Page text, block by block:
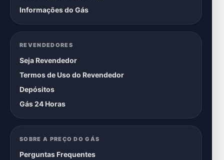
Informações do Gás
REVENDEDORES
Seja Revendedor
Termos de Uso do Revendedor
Depósitos
Gás 24 Horas
SOBRE A PREÇO DO GÁS
Perguntas Frequentes